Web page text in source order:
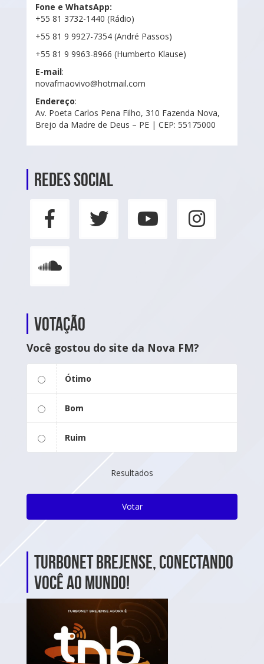
Fone e WhatsApp:
+55 81 3732-1440 (Rádio)
+55 81 9 9927-7354 (André Passos)
+55 81 9 9963-8966 (Humberto Klause)
E-mail:
novafmaovivo@hotmail.com
Endereço:
Av. Poeta Carlos Pena Filho, 310 Fazenda Nova,
Brejo da Madre de Deus – PE | CEP: 55175000
Redes social
Votação
Você gostou do site da Nova FM?
Ótimo
Bom
Ruim
Resultados
Votar
TurboNet Brejense, Conectando
Você ao Mundo!